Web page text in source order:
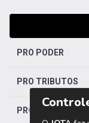
PRO PODER
PRO TRIBUTOS
PRO TRABALHISTA